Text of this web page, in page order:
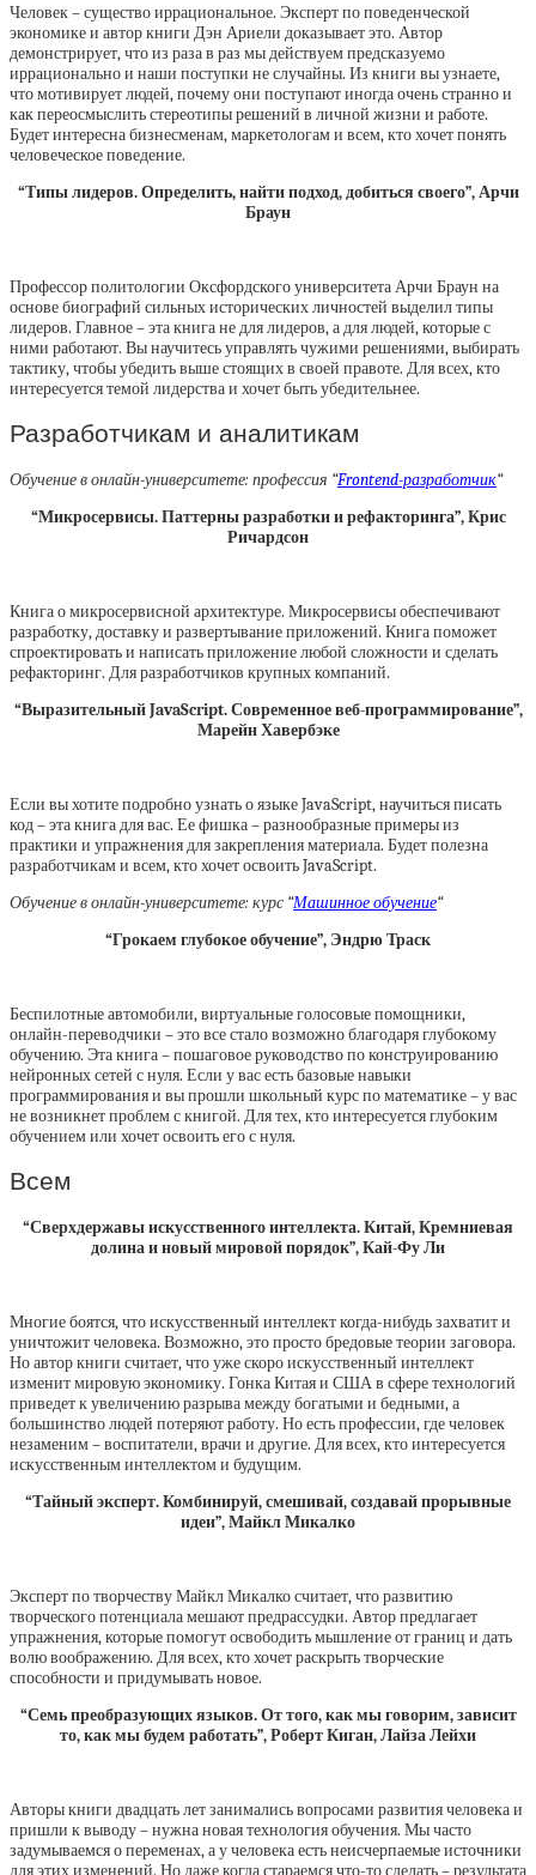
Человек – существо иррациональное. Эксперт по поведенческой
экономике и автор книги Дэн Ариели доказывает это. Автор
демонстрирует, что из раза в раз мы действуем предсказуемо
иррационально и наши поступки не случайны. Из книги вы узнаете,
что мотивирует людей, почему они поступают иногда очень странно и
как переосмыслить стереотипы решений в личной жизни и работе.
Будет интересна бизнесменам, маркетологам и всем, кто хочет понять
человеческое поведение.
“Типы лидеров. Определить, найти подход, добиться своего”, Арчи
Браун
Профессор политологии Оксфордского университета Арчи Браун на
основе биографий сильных исторических личностей выделил типы
лидеров. Главное – эта книга не для лидеров, а для людей, которые с
ними работают. Вы научитесь управлять чужими решениями, выбирать
тактику, чтобы убедить выше стоящих в своей правоте. Для всех, кто
интересуется темой лидерства и хочет быть убедительнее.
Разработчикам и аналитикам
Обучение в онлайн-университете: профессия “Frontend-разработчик“
“Микросервисы. Паттерны разработки и рефакторинга”, Крис
Ричардсон
Книга о микросервисной архитектуре. Микросервисы обеспечивают
разработку, доставку и развертывание приложений. Книга поможет
спроектировать и написать приложение любой сложности и сделать
рефакторинг. Для разработчиков крупных компаний.
“Выразительный JavaScript. Современное веб-программирование”,
Марейн Хавербэке
Если вы хотите подробно узнать о языке JavaScript, научиться писать
код – эта книга для вас. Ее фишка – разнообразные примеры из
практики и упражнения для закрепления материала. Будет полезна
разработчикам и всем, кто хочет освоить JavaScript.
Обучение в онлайн-университете: курс “Машинное обучение“
“Грокаем глубокое обучение”, Эндрю Траск
Беспилотные автомобили, виртуальные голосовые помощники,
онлайн-переводчики – это все стало возможно благодаря глубокому
обучению. Эта книга – пошаговое руководство по конструированию
нейронных сетей с нуля. Если у вас есть базовые навыки
программирования и вы прошли школьный курс по математике – у вас
не возникнет проблем с книгой. Для тех, кто интересуется глубоким
обучением или хочет освоить его с нуля.
Всем
“Сверхдержавы искусственного интеллекта. Китай, Кремниевая
долина и новый мировой порядок”, Кай-Фу Ли
Многие боятся, что искусственный интеллект когда-нибудь захватит и
уничтожит человека. Возможно, это просто бредовые теории заговора.
Но автор книги считает, что уже скоро искусственный интеллект
изменит мировую экономику. Гонка Китая и США в сфере технологий
приведет к увеличению разрыва между богатыми и бедными, а
большинство людей потеряют работу. Но есть профессии, где человек
незаменим – воспитатели, врачи и другие. Для всех, кто интересуется
искусственным интеллектом и будущим.
“Тайный эксперт. Комбинируй, смешивай, создавай прорывные
идеи”, Майкл Микалко
Эксперт по творчеству Майкл Микалко считает, что развитию
творческого потенциала мешают предрассудки. Автор предлагает
упражнения, которые помогут освободить мышление от границ и дать
волю воображению. Для всех, кто хочет раскрыть творческие
способности и придумывать новое.
“Семь преобразующих языков. От того, как мы говорим, зависит
то, как мы будем работать”, Роберт Киган, Лайза Лейхи
Авторы книги двадцать лет занимались вопросами развития человека и
пришли к выводу – нужна новая технология обучения. Мы часто
задумываемся о переменах, а у человека есть неисчерпаемые источники
для этих изменений. Но даже когда стараемся что-то сделать – результата